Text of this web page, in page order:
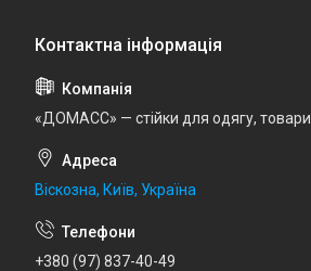
«ДОМАСС» — стійки для одягу,
Віскозна, Київ, Україна
+380 (97) 837-40-49